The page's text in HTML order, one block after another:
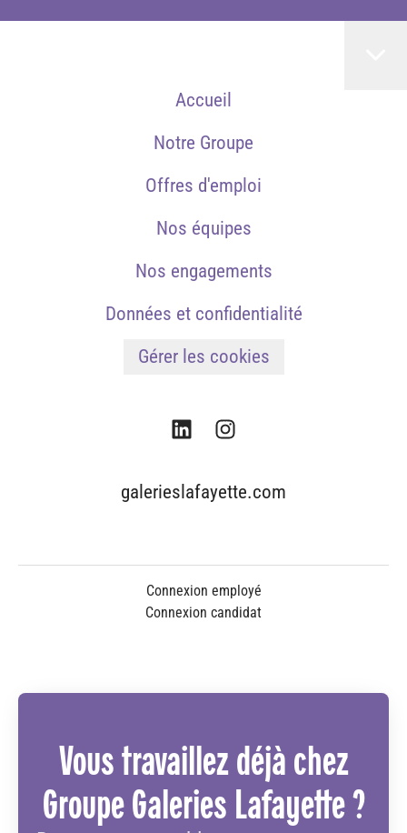
Accueil
Notre Groupe
Offres d'emploi
Nos équipes
Nos engagements
Données et confidentialité
Gérer les cookies
galerieslafayette.com
Connexion employé
Connexion candidat
Vous travaillez déjà chez
Groupe Galeries Lafayette ?